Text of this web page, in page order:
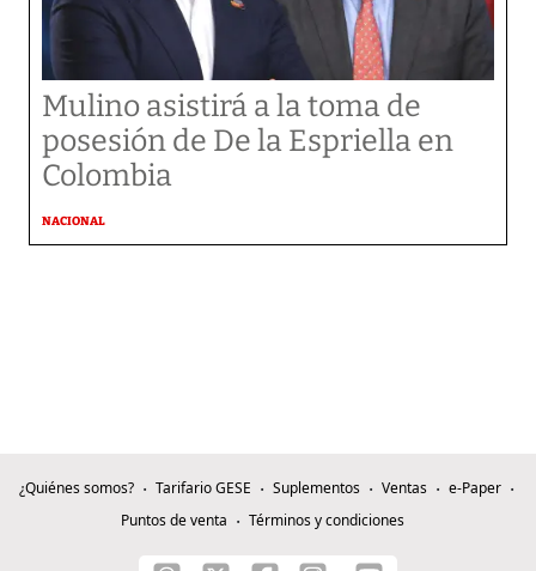
Mulino asistirá a la toma de
posesión de De la Espriella en
Colombia
NACIONAL
¿Quiénes somos? Tarifario GESE Suplementos Ventas
e-Paper
Puntos de venta
Términos y condiciones